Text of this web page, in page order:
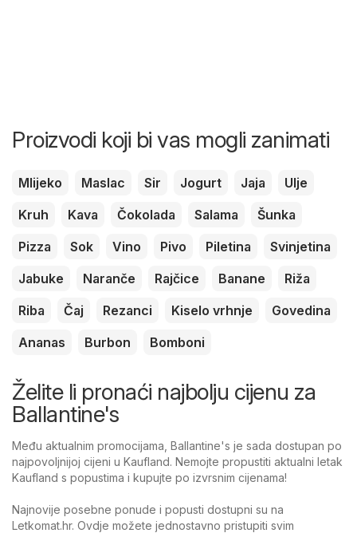
Proizvodi koji bi vas mogli zanimati
Mlijeko Maslac Sir Jogurt Jaja
Ulje
Kruh
Kava Čokolada Salama
Šunka
Pizza
Sok Vino Pivo Piletina
Svinjetina
Jabuke
Naranče Rajčice Banane
Riža
Riba
Čaj Rezanci Kiselo vrhnje
Govedina
Ananas
Burbon Bomboni
Želite li pronaći najbolju cijenu za
Ballantine's
Među aktualnim promocijama, Ballantine's je sada dostupan po
najpovoljnijoj cijeni u Kaufland. Nemojte propustiti aktualni letak
Kaufland s popustima i kupujte po izvrsnim cijenama!
Najnovije posebne ponude i popusti dostupni su na
Letkomat.hr. Ovdje možete jednostavno pristupiti svim